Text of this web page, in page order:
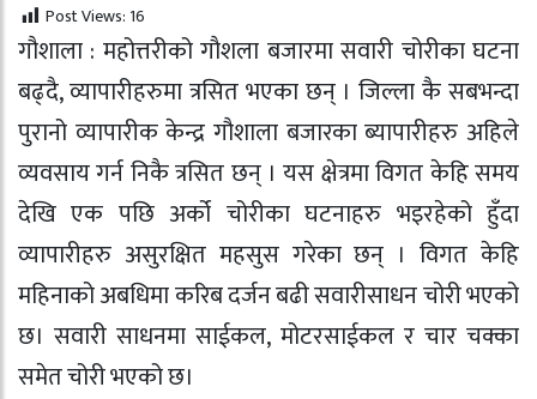
Post Views: 16
गौशाला : महोत्तरीको गाैशला बजारमा सवारी चोरीका घटना
बढ्दै, व्यापारीहरुमा त्रसित भएका छन् । जिल्ला कै सबभन्दा
पुरानो व्यापारीक केन्द्र गौशाला बजारका ब्यापारीहरु अहिले
व्यवसाय गर्न निकै त्रसित छन् । यस क्षेत्रमा विगत केहि समय
देखि एक पछि अर्को चोरीका घटनाहरु भइरहेको हुँदा
व्यापारीहरु असुरक्षित महसुस गरेका छन् । विगत केहि
महिनाको अबधिमा करिब दर्जन बढी सवारीसाधन चोरी भएको
छ। सवारी साधनमा साईकल, मोटरसाईकल र चार चक्का
समेत चोरी भएको छ।